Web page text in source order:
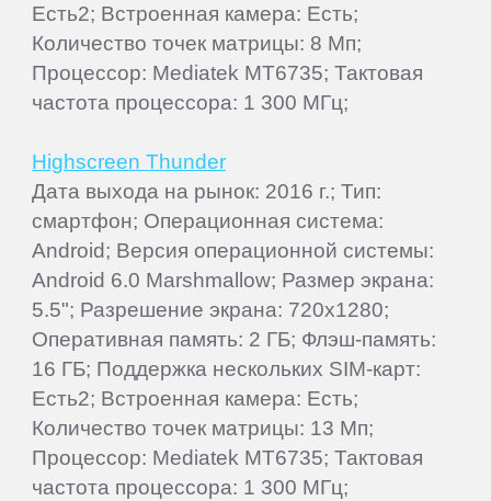
Есть2; Встроенная камера: Есть;
Количество точек матрицы: 8 Мп;
Процессор: Mediatek MT6735; Тактовая
частота процессора: 1 300 МГц;
Highscreen Thunder
Дата выхода на рынок: 2016 г.; Тип:
смартфон; Операционная система:
Android; Версия операционной системы:
Android 6.0 Marshmallow; Размер экрана:
5.5"; Разрешение экрана: 720x1280;
Оперативная память: 2 ГБ; Флэш-память:
16 ГБ; Поддержка нескольких SIM-карт:
Есть2; Встроенная камера: Есть;
Количество точек матрицы: 13 Мп;
Процессор: Mediatek MT6735; Тактовая
частота процессора: 1 300 МГц;